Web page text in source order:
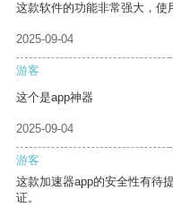
这款软件的功能非常强大，使
2025-09-04
游客
这个是app神器
2025-09-04
游客
这款加速器app的安全性有待
证。